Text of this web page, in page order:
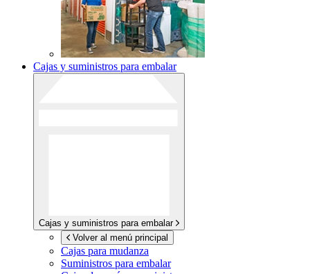
Cajas y suministros para embalar
Cajas y suministros para embalar
Volver al menú principal
Cajas para mudanza
Suministros para embalar